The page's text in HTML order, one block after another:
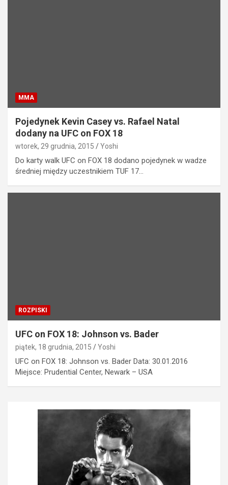
MMA
Pojedynek Kevin Casey vs. Rafael Natal
dodany na UFC on FOX 18
wtorek, 29 grudnia, 2015 Yoshi
Do karty walk UFC on FOX 18 dodano pojedynek w wadze
średniej między uczestnikiem TUF 17…
ROZPISKI
UFC on FOX 18: Johnson vs. Bader
piątek, 18 grudnia, 2015 Yoshi
UFC on FOX 18: Johnson vs. Bader Data: 30.01.2016
Miejsce: Prudential Center, Newark – USA